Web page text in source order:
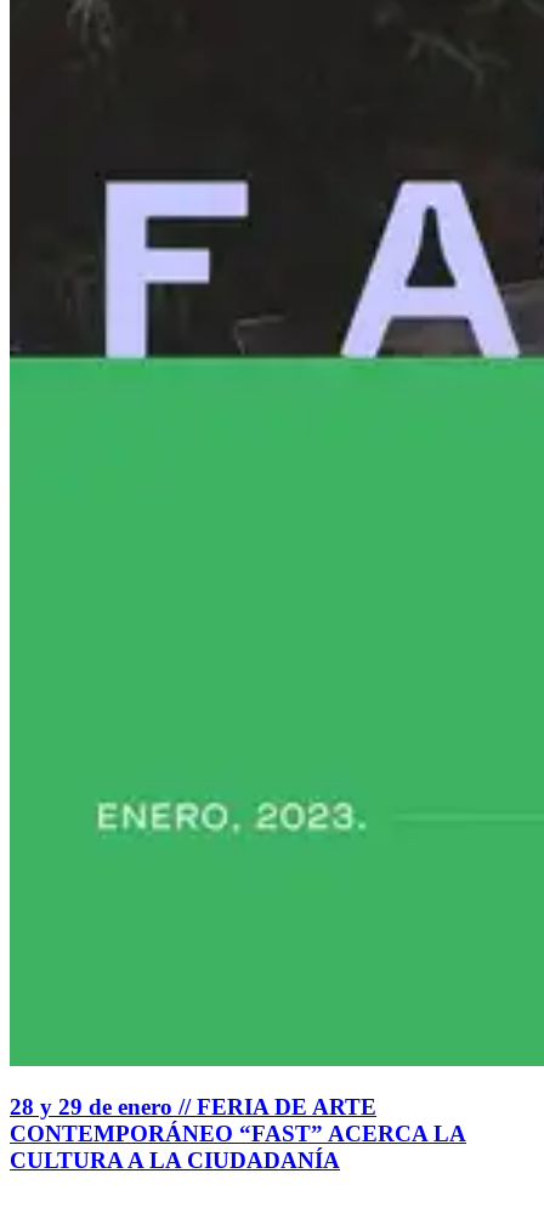
28 y 29 de enero // FERIA DE ARTE
CONTEMPORÁNEO “FAST” ACERCA LA
CULTURA A LA CIUDADANÍA